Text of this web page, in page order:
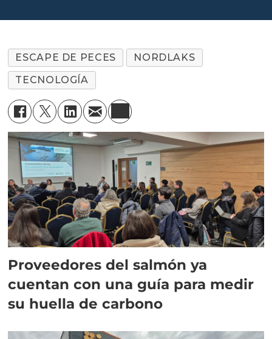
ESCAPE DE PECES
NORDLAKS
TECNOLOGÍA
Proveedores del salmón ya
cuentan con una guía para medir
su huella de carbono